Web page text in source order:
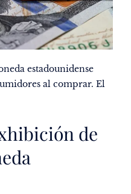
estadounidense
al comprar. El
de